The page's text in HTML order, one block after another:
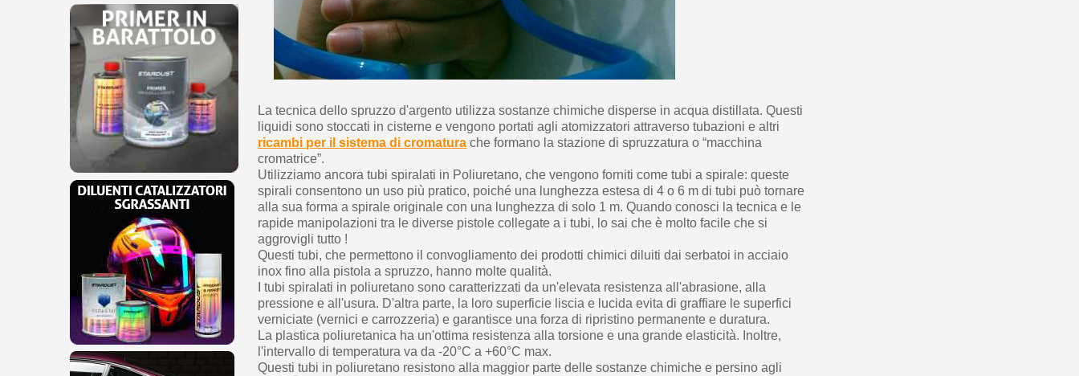
La tecnica dello spruzzo d'argento utilizza sostanze chimiche disperse in acqua distillata. Questi
liquidi sono stoccati in cisterne e vengono portati agli atomizzatori attraverso tubazioni e altri
ricambi per il sistema di cromatura che formano la stazione di spruzzatura o “macchina
cromatrice”.
Utilizziamo ancora tubi spiralati in Poliuretano, che vengono forniti come tubi a spirale: queste
spirali consentono un uso più pratico, poiché una lunghezza estesa di 4 o 6 m di tubi può tornare
alla sua forma a spirale originale con una lunghezza di solo 1 m. Quando conosci la tecnica e le
rapide manipolazioni tra le diverse pistole collegate a i tubi, lo sai che è molto facile che si
aggrovigli tutto !
Questi tubi, che permettono il convogliamento dei prodotti chimici diluiti dai serbatoi in acciaio
inox fino alla pistola a spruzzo, hanno molte qualità.
I tubi spiralati in poliuretano sono caratterizzati da un'elevata resistenza all'abrasione, alla
pressione e all'usura. D'altra parte, la loro superficie liscia e lucida evita di graffiare le superfici
verniciate (vernici e carrozzeria) e garantisce una forza di ripristino permanente e duratura.
La plastica poliuretanica ha un'ottima resistenza alla torsione e una grande elasticità. Inoltre,
l'intervallo di temperatura va da -20°C a +60°C max.
Questi tubi in poliuretano resistono alla maggior parte delle sostanze chimiche e persino agli